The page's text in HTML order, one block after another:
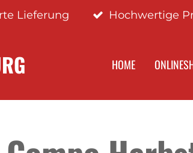
Lieferung Hochwertige
HOME